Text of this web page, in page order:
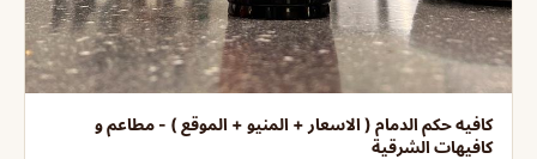
كافيه حكم الدمام ( الاسعار + المنيو + الموقع ) - مطاعم و
كافيهات الشرقية